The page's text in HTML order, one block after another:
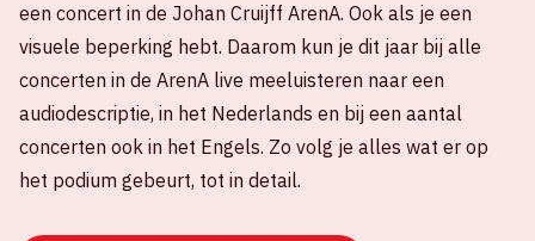
een concert in de Johan Cruijff ArenA. Ook als je een
visuele beperking hebt. Daarom kun je dit jaar bij alle
concerten in de ArenA live meeluisteren naar een
audiodescriptie, in het Nederlands en bij een aantal
concerten ook in het Engels. Zo volg je alles wat er op
het podium gebeurt, tot in detail.